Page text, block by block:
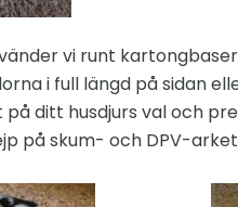
vi runt
i full längd på sidan
ditt husdjurs val och
på skum- och DPV-